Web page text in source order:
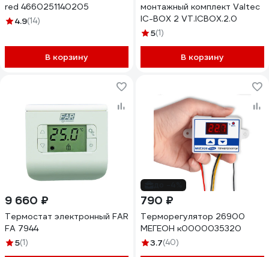
red 4660251140205
4.9(14)
В корзину
монтажный комплект Valtec
IC-BOX 2 VT.ICBOX.2.0
5(1)
В корзину
9 660 ₽
Термостат электронный FAR
FA 7944
5(1)
790 ₽
Терморегулятор 26900
МЕГЕОН к0000035320
3.7(40)